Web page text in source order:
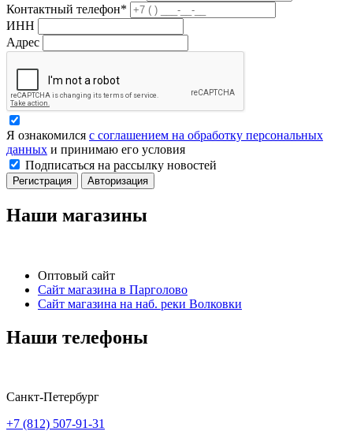
Контактный телефон*
ИНН
Адрес
Я ознакомился с соглашением на обработку персональных
данных и принимаю его условия
Подписаться на рассылку новостей
Регистрация Авторизация
Наши магазины
Оптовый сайт
Сайт магазина в Парголово
Сайт магазина на наб. реки Волковки
Наши телефоны
Санкт-Петербург
+7 (812) 507-91-31